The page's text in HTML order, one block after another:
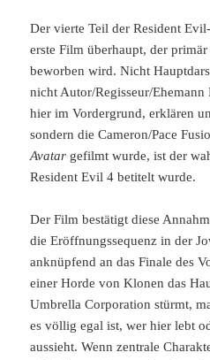
Der vierte Teil der Resident
erste Film überhaupt, der
beworben wird. Nicht
nicht Autor/Regisseur/Ehemann
hier im Vordergrund, erklären
sondern die Cameron/Pace
Avatar gefilmt wurde, ist der
Resident Evil 4 betitelt wurde.
Der Film bestätigt diese
die Eröffnungssequenz in der
anknüpfend an das Finale des
einer Horde von Klonen das
Umbrella Corporation stürmt,
es völlig egal ist, wer hier lebt
aussieht. Wenn zentrale